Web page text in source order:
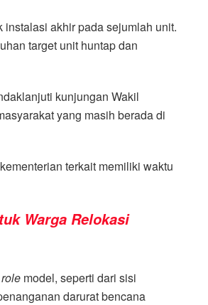
akhir pada sejumlah unit.
target unit huntap dan
kunjungan Wakil
yang masih berada di
terkait memiliki waktu
Warga Relokasi
role model, seperti dari sisi
darurat bencana